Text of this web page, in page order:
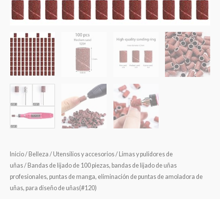
Inicio/ Belleza / Utensilios y accesorios/ Limas y pulidores de
uñas/ Bandas de lijado de 100 piezas, bandas de lijado de uñas
profesionales, puntas de manga, eliminación de puntas de amoladora de
uñas, para diseño de uñas(#120)